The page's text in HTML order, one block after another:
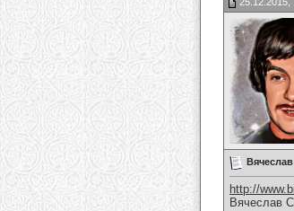
http://
Вячеслав